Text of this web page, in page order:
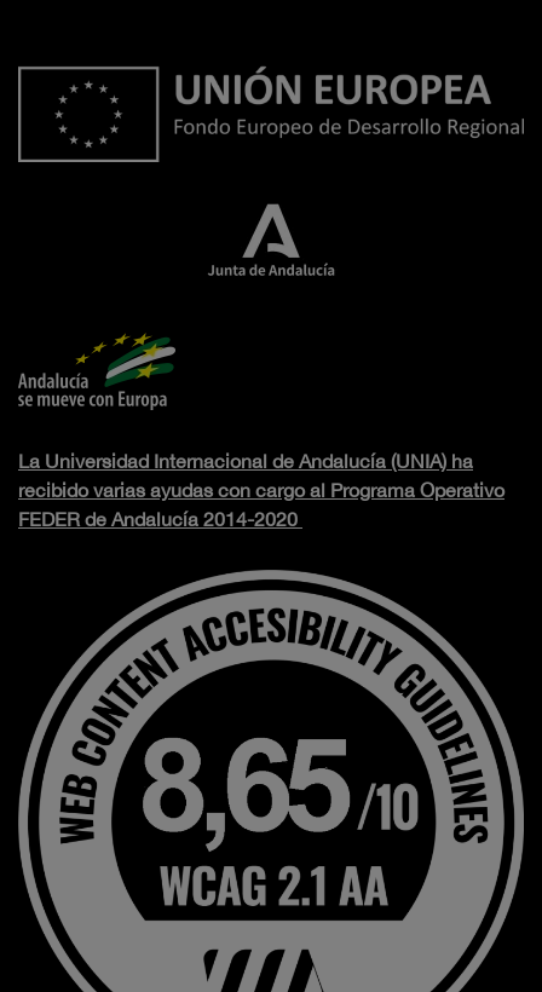
La Universidad Internacional de Andalucía (UNIA) ha
recibido varias ayudas con cargo al Programa Operativo
FEDER de Andalucía 2014-2020